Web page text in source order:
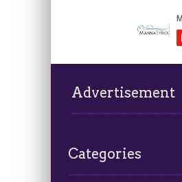
Advertisement
Categories